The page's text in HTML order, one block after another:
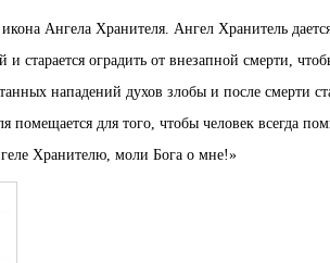
икона Ангела Хранителя. Ангел Хранитель
и старается оградить от внезапной смерти,
нападений духов злобы и после смерти
помещается для того, чтобы человек всегда
Хранителю, моли Бога о мне!»